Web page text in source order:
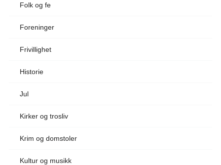
Folk og fe
Foreninger
Frivillighet
Historie
Jul
Kirker og trosliv
Krim og domstoler
Kultur og musikk